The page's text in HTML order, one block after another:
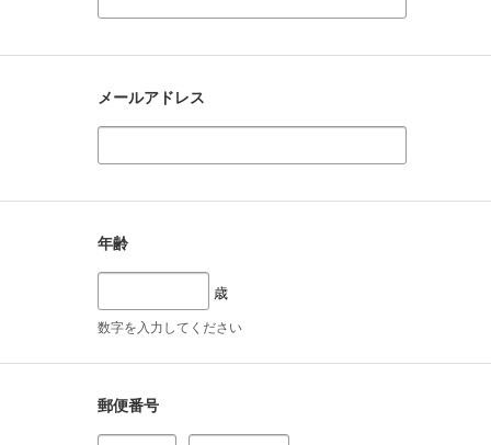
メールアドレス
年齢
歳
数字を入力してください
郵便番号